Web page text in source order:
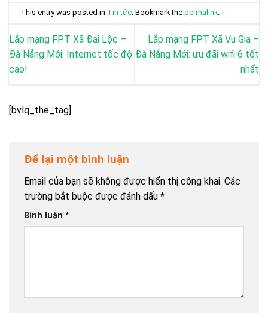
This entry was posted in Tin tức. Bookmark thepermalink.
Lắp mạng FPT Xã Đại Lộc –
Đà Nẵng Mới: Internet tốc độ
cao!
Lắp mạng FPT Xã Vu Gia –
Đà Nẵng Mới: ưu đãi wifi 6 tốt
nhất
[bvlq_the_tag]
Để lại một bình luận
Email của bạn sẽ không được hiển thị công khai. Các
trường bắt buộc được đánh dấu *
Bình luận *